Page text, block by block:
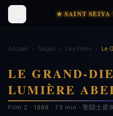
★ SAINT SEIYA
Accueil › Sagas › Les Films › Le
LE GRAND-
LUMIÈRE
Film 2 · 1988 · 73 min · 聖闘士星